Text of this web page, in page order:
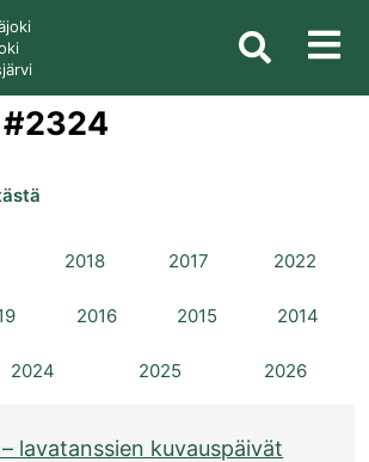
2018 2017 2022
2016 2015 2014
2024 2025 2026
lavatanssien kuvauspäivät